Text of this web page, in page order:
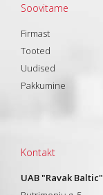
Soovitame
Firmast
Tooted
Uudised
Pakkumine
Kontakt
UAB "Ravak Baltic"